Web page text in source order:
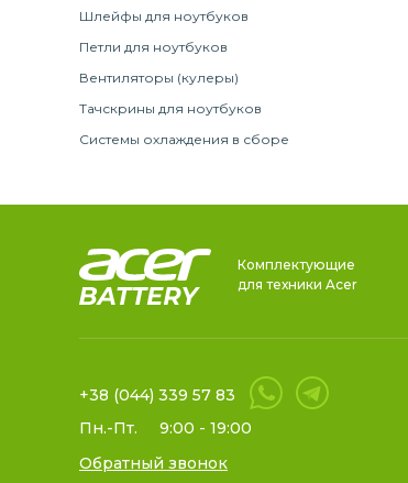
Шлейфы для ноутбуков
Петли для ноутбуков
Вентиляторы (кулеры)
Тачскрины для ноутбуков
Системы охлаждения в сборе
Комплектующие
для техники Acer
+38 (044) 339 57 83
Пн.-Пт.
9:00 - 19:00
Обратный звонок